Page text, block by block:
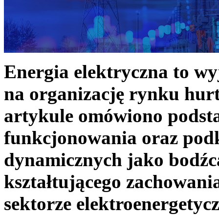
Energia elektryczna to
na organizację rynku
artykule omówiono
funkcjonowania oraz
dynamicznych jako
kształtującego
sektorze